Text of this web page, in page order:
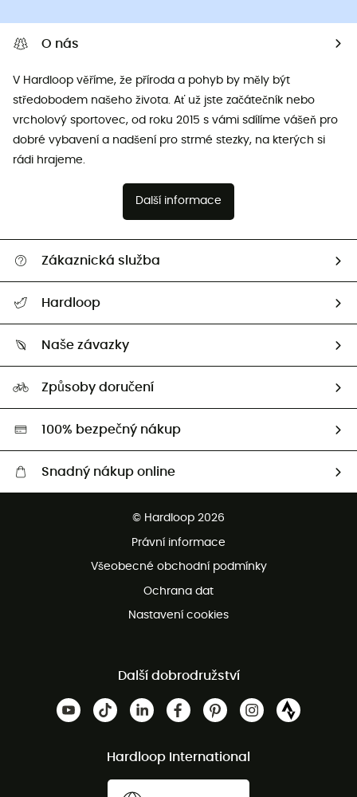
O nás
V Hardloop věříme, že příroda a pohyb by měly být
středobodem našeho života. Ať už jste začátečník nebo
vrcholový sportovec, od roku 2015 s vámi sdílíme vášeň pro
dobré vybavení a nadšení pro strmé stezky, na kterých si
rádi hrajeme.
Další informace
Zákaznická služba
Vrácení zboží a peněz
Hardloop
Naši Ambasadoři
Naše závazky
Second hand
HardGreen
Způsoby doručení
100% bezpečný nákup
Snadný nákup online
Bezplatné vrácení do 100 dnů
Bezplatná zákaznická služba
© Hardloop 2026
Právní informace
Všeobecné obchodní podmínky
Ochrana dat
Nastavení cookies
Další dobrodružství
Hardloop International